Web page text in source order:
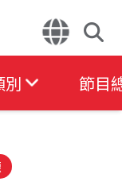
別 節目